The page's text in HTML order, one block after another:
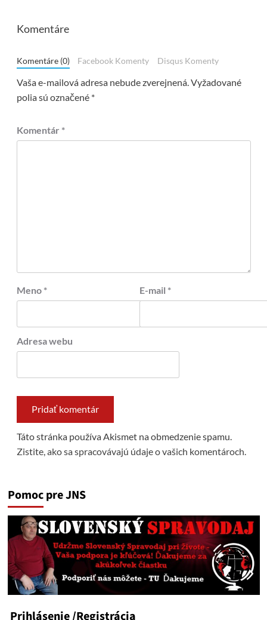
Komentáre
Komentáre (0) Facebook Komenty Disqus Komenty
Vaša e-mailová adresa nebude zverejnená.Vyžadované
polia sú označené *
Komentár *
Meno * E-mail *
Adresa webu
Táto stránka používa Akismet na obmedzenie spamu.
Zistite, ako sa spracovávajú údaje o vašich komentároch.
Pomoc pre JNS
Prihlásenie/Registrácia